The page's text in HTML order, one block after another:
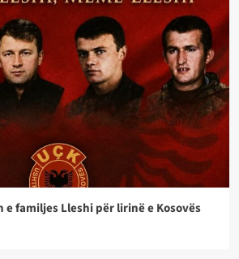
familjes Lleshi për lirinë e Kosovës